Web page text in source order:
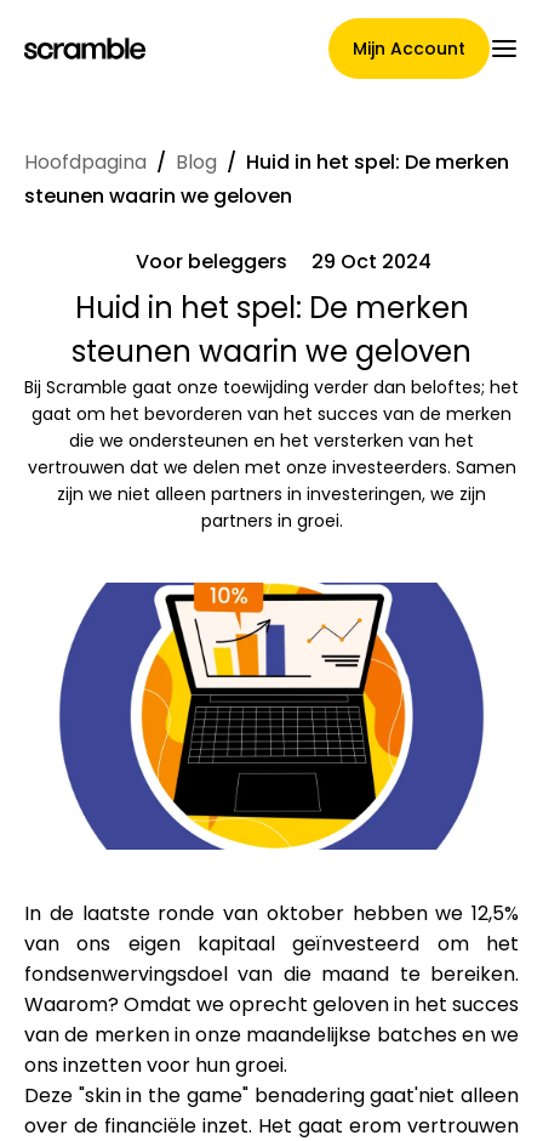
Mijn Account
Hoofdpagina
Voorwaarden voor
claimtoewijzing
Merken Galerij
Merkselectie
Rekenmachines
Rondegeschiedenis
Blog
Neem contact op
Hulp
Hoofdpagina / Blog / Huid in het spel: De merken
steunen waarin we geloven
Voor beleggers 29 Oct 2024
Huid in het spel: De merken
steunen waarin we geloven
Bij Scramble gaat onze toewijding verder dan beloftes; het
gaat om het bevorderen van het succes van de merken
die we ondersteunen en het versterken van het
vertrouwen dat we delen met onze investeerders. Samen
zijn we niet alleen partners in investeringen, we zijn
partners in groei.
In de laatste ronde van oktober hebben we 12,5%
van ons eigen kapitaal geïnvesteerd om het
fondsenwervingsdoel van die maand te bereiken.
Waarom? Omdat we oprecht geloven in het succes
van de merken in onze maandelijkse batches en we
ons inzetten voor hun groei.
Deze "skin in the game" benadering gaat'niet alleen
over de financiële inzet. Het gaat erom vertrouwen